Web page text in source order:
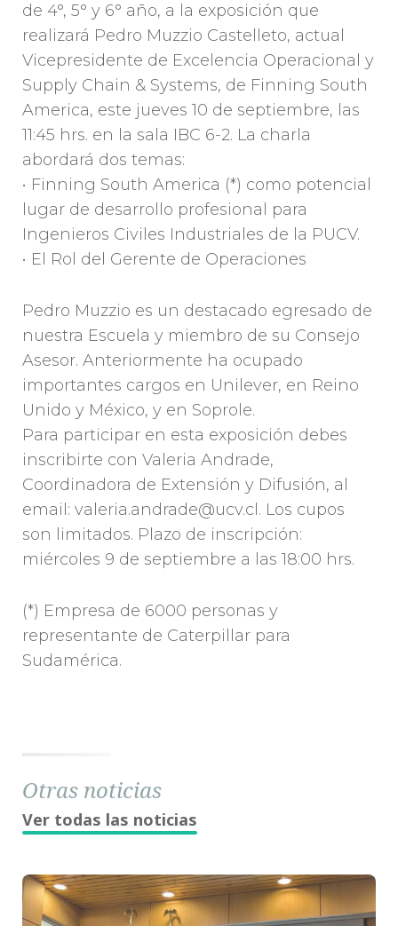
de 4°, 5° y 6° año, a la exposición que
realizará Pedro Muzzio Castelleto, actual
Vicepresidente de Excelencia Operacional y
Supply Chain & Systems, de Finning South
America, este jueves 10 de septiembre, las
11:45 hrs. en la sala IBC 6-2. La charla
abordará dos temas:
• Finning South America (*) como potencial
lugar de desarrollo profesional para
Ingenieros Civiles Industriales de la PUCV.
• El Rol del Gerente de Operaciones
Pedro Muzzio es un destacado egresado de
nuestra Escuela y miembro de su Consejo
Asesor. Anteriormente ha ocupado
importantes cargos en Unilever, en Reino
Unido y México, y en Soprole.
Para participar en esta exposición debes
inscribirte con Valeria Andrade,
Coordinadora de Extensión y Difusión, al
email: valeria.andrade@ucv.cl. Los cupos
son limitados. Plazo de inscripción:
miércoles 9 de septiembre a las 18:00 hrs.
(*) Empresa de 6000 personas y
representante de Caterpillar para
Sudamérica.
Otras noticias
Ver todas las noticias